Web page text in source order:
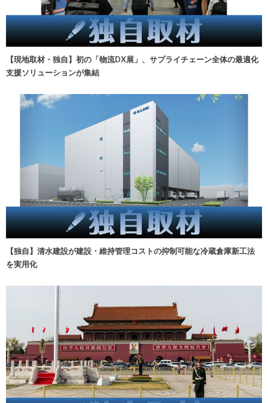
【現地取材・独自】初の「物流DX展」、サプライチェーン全体の最適化
支援ソリューションが集結
【独自】清水建設が建設・維持管理コストの抑制可能な冷蔵倉庫新工法
を実用化